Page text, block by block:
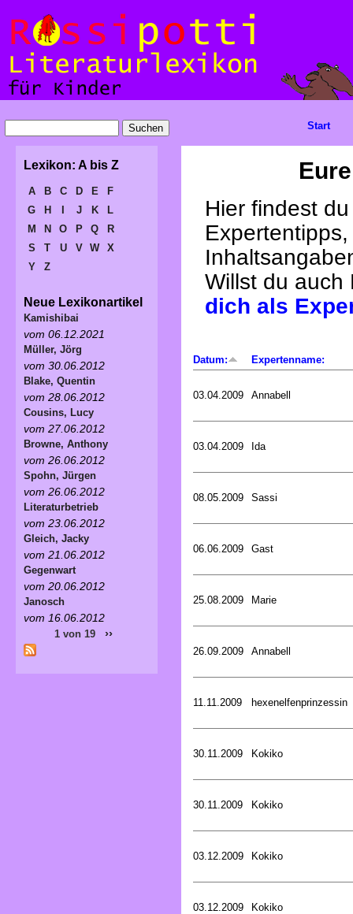
Hier findest
Willst du
dich als
Datum: Expertenname:
03.04.2009 Annabell
03.04.2009 Ida
08.05.2009 Sassi
06.06.2009 Gast
25.08.2009 Marie
26.09.2009 Annabell
11.11.2009 hexenelfenprinzessin
30.11.2009 Kokiko
30.11.2009 Kokiko
03.12.2009 Kokiko
03.12.2009 Kokiko
Start
Lexikon: A bis Z
A B C D E
F
G
H J K
L
M
N O P Q
R
S
T U V W
X
Y
Z
Neue Lexikonartikel
Kamishibai
vom 06.12.2021
Müller, Jörg
vom 30.06.2012
Blake, Quentin
vom 28.06.2012
Cousins, Lucy
vom 27.06.2012
Browne, Anthony
vom 26.06.2012
Spohn, Jürgen
vom 26.06.2012
Literaturbetrieb
vom 23.06.2012
Gleich, Jacky
vom 21.06.2012
Gegenwart
vom 20.06.2012
Janosch
vom 16.06.2012
1 von 19 ››